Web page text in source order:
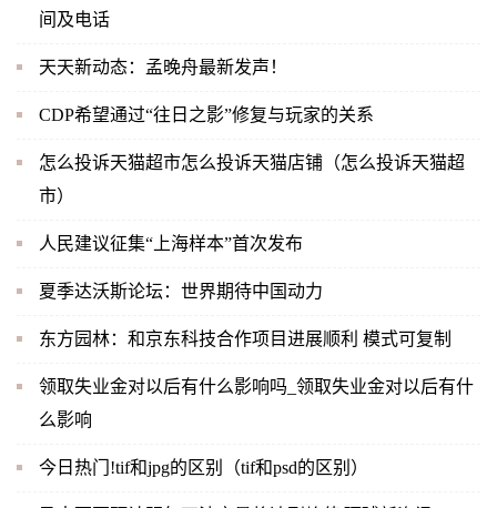
间及电话
天天新动态：孟晚舟最新发声！
CDP希望通过“往日之影”修复与玩家的关系
怎么投诉天猫超市怎么投诉天猫店铺（怎么投诉天猫超
市）
人民建议征集“上海样本”首次发布
夏季达沃斯论坛：世界期待中国动力
东方园林：和京东科技合作项目进展顺利 模式可复制
领取失业金对以后有什么影响吗_领取失业金对以后有什
么影响
今日热门!tif和jpg的区别（tif和psd的区别）